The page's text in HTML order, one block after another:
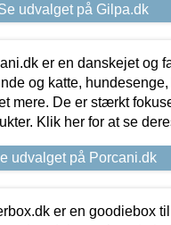
udvalget på Gilpa.dk
er en danskejet og
og katte,
mere. De er stærkt
Klik her for at se
udvalget på Porcani.dk
er en goodiebox